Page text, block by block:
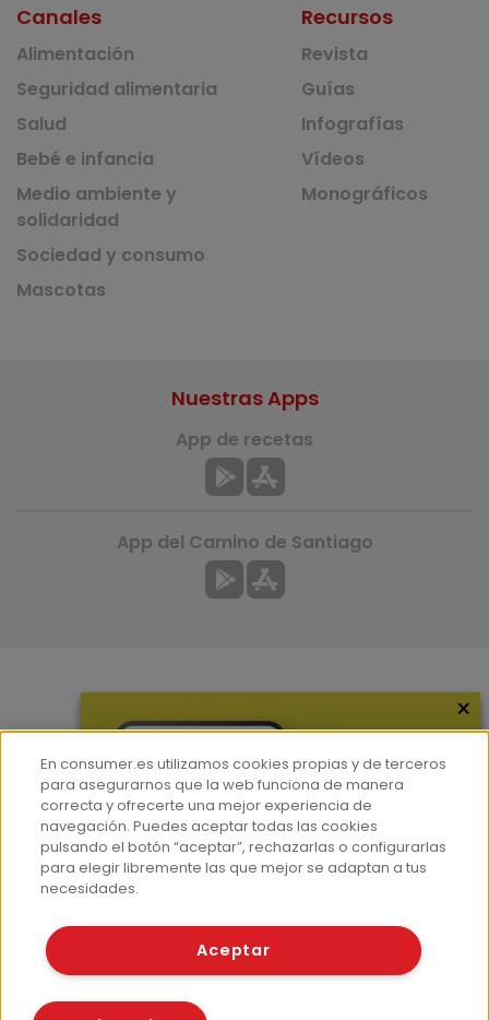
Canales
Alimentación
Seguridad alimentaria
Salud
Bebé e infancia
Medio ambiente y
solidaridad
Sociedad y consumo
Mascotas
Recursos
Revista
Guías
Infografías
Vídeos
Monográficos
Hemeroteca
Contacto
Prensa
Corpus Lingüístico Consumer
Nuestras Apps
App de recetas
App del Camino de Santiago
© Fundación EROSKI
Políticas de cookies
×
En consumer.es utilizamos cookies propias y de terceros
para asegurarnos que la web funciona de manera
correcta y ofrecerte una mejor experiencia de
navegación. Puedes aceptar todas las cookies
pulsando el botón “aceptar”, rechazarlas o configurarlas
para elegir libremente las que mejor se adaptan a tus
necesidades.
Aceptar